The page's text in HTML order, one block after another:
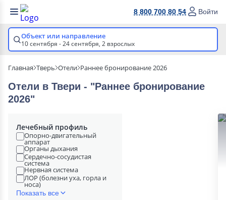
8 800 700 80 54 Войти
Объект или направление
10 сентября - 24 сентября, 2 взрослых
Главная Тверь Отели Раннее бронирование 2026
Отели в Твери - "Раннее бронирование
2026"
Лечебный профиль
Опорно-двигательный
аппарат
Органы дыхания
Сердечно-сосудистая
система
Нервная система
ЛОР (болезни уха, горла и
носа)
Показать все